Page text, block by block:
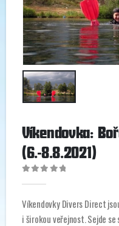
Víkendovka:
(6.-8.8.2021)
Víkendovky Divers Direct
i širokou veřejnost. Sejde